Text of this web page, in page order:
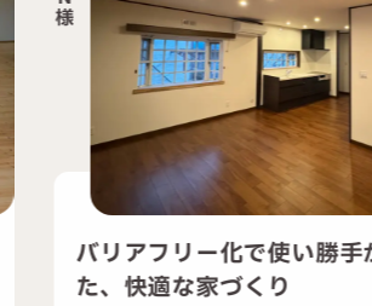
化で使い勝手が向上し
づくり
Y
様
2